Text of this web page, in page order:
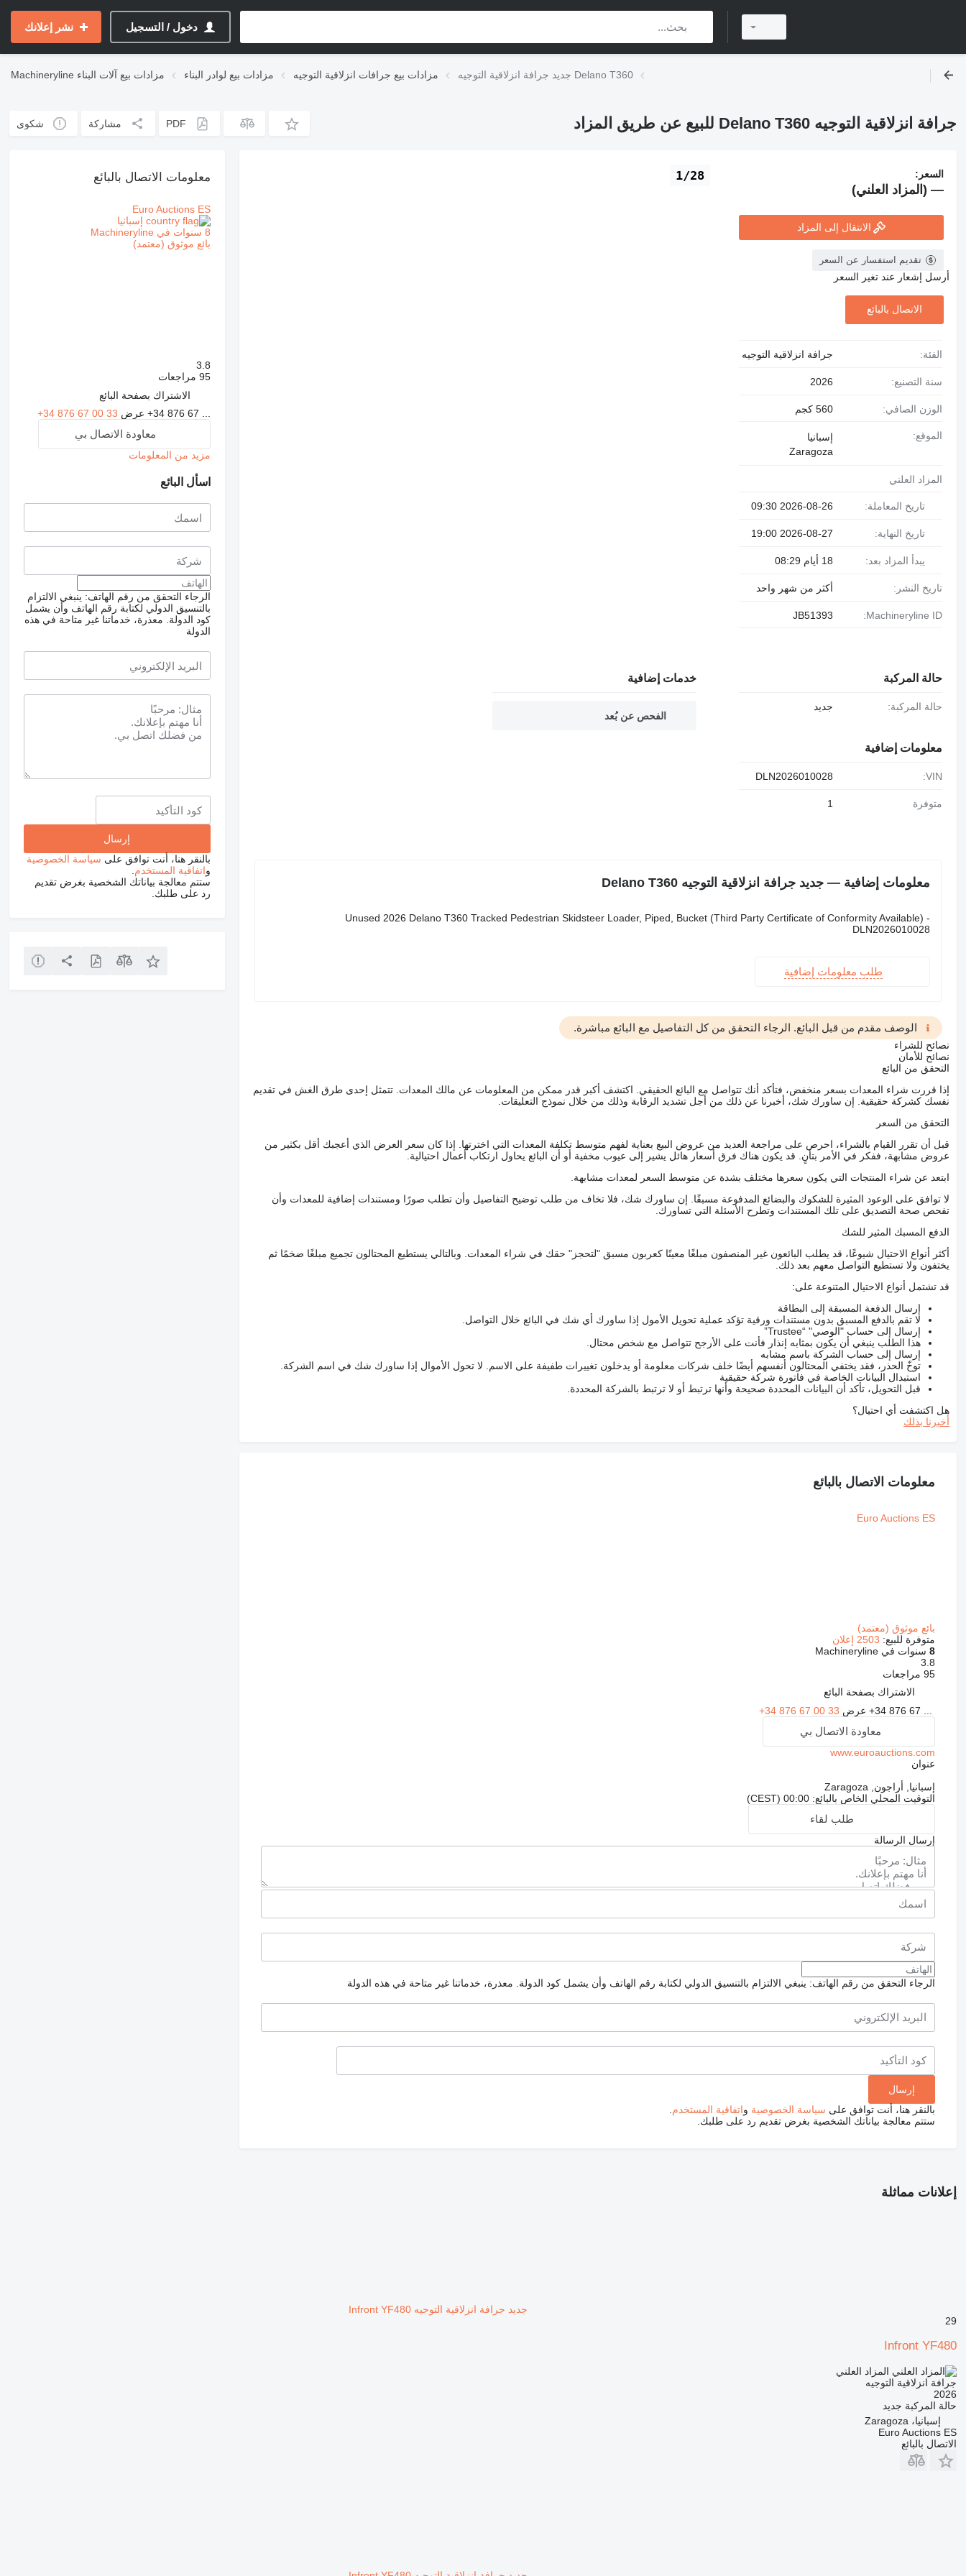
دخول / التسجيل نشر إعلانك
Machineryline مزادات بيع آلات البناء مزادات بيع لوادر البناء مزادات بيع جرافات انزلاقية التوجيه جديد جرافة انزلاقية التوجيه Delano T360
جرافة انزلاقية التوجيه Delano T360 للبيع عن طريق المزاد PDF مشاركة شكوى
1/28 السعر:
— (المزاد العلني)
الانتقال إلى المزاد
تقديم استفسار عن السعر
أرسل إشعار عند تغير السعر
الاتصال بالبائع
الفئة: جرافة انزلاقية التوجيه
سنة التصنيع: 2026
الوزن الصافي: 560 كجم
الموقع:
إسبانيا
Zaragoza
المزاد العلني
تاريخ المعاملة: 2026-08-26 09:30
تاريخ النهاية: 2026-08-27 19:00
يبدأ المزاد بعد: 18 أيام 08:29
تاريخ النشر: أكثر من شهر واحد
Machineryline ID:
JB51393
حالة المركبة
حالة المركبة: جديد
معلومات إضافية
VIN:
DLN2026010028
متوفرة 1
خدمات إضافية
الفحص عن بُعد
معلومات إضافية — جديد جرافة انزلاقية التوجيه Delano T360
Unused 2026 Delano T360 Tracked Pedestrian Skidsteer Loader, Piped, Bucket (Third Party Certificate of Conformity Available) -
DLN2026010028
طلب معلومات إضافية
الوصف مقدم من قبل البائع. الرجاء التحقق من كل التفاصيل مع البائع مباشرة.
نصائح للشراء
نصائح للأمان
التحقق من البائع
إذا قررت شراء المعدات بسعر منخفض، فتأكد أنك تتواصل مع البائع الحقيقي. اكتشف أكبر قدر ممكن من المعلومات عن مالك المعدات. تتمثل إحدى طرق الغش في تقديم
نفسك كشركة حقيقية. إن ساورك شك، أخبرنا عن ذلك من أجل تشديد الرقابة وذلك من خلال نموذج التعليقات.
التحقق من السعر
قبل أن تقرر القيام بالشراء، احرص على مراجعة العديد من عروض البيع بعناية لفهم متوسط تكلفة المعدات التي اخترتها. إذا كان سعر العرض الذي أعجبك أقل بكثير من
عروض مشابهة، ففكر في الأمر بتأنٍ. قد يكون هناك فرق أسعار هائل يشير إلى عيوب مخفية أو أن البائع يحاول ارتكاب أعمال احتيالية.
ابتعد عن شراء المنتجات التي يكون سعرها مختلف بشدة عن متوسط السعر لمعدات مشابهة.
لا توافق على الوعود المثيرة للشكوك والبضائع المدفوعة مسبقًا. إن ساورك شك، فلا تخاف من طلب توضيح التفاصيل وأن تطلب صورًا ومستندات إضافية للمعدات وأن
تفحص صحة التصديق على تلك المستندات وتطرح الأسئلة التي تساورك.
الدفع المسبك المثير للشك
أكثر أنواع الاحتيال شيوعًا، قد يطلب البائعون غير المنصفون مبلغًا معينًا كعربون مسبق "لتحجز" حقك في شراء المعدات. وبالتالي يستطيع المحتالون تجميع مبلغًا ضخمًا ثم
يختفون ولا تستطيع التواصل معهم بعد ذلك.
قد تشتمل أنواع الاحتيال المتنوعة على:
إرسال الدفعة المسبقة إلى البطاقة
لا تقم بالدفع المسبق بدون مستندات ورقية تؤكد عملية تحويل الأمول إذا ساورك أي شك في البائع خلال التواصل.
إرسال إلى حساب "الوصي" “Trustee”
هذا الطلب ينبغي أن يكون بمثابه إنذار فأنت على الأرجح تتواصل مع شخص محتال.
إرسال إلى حساب الشركة باسم مشابه
توخّ الحذر، فقد يختفي المحتالون أنفسهم أيضًا خلف شركات معلومة أو يدخلون تغييرات طفيفة على الاسم. لا تحول الأموال إذا ساورك شك في اسم الشركة.
استبدال البيانات الخاصة في فاتورة شركة حقيقية
قبل التحويل، تأكد أن البيانات المحددة صحيحة وأنها ترتبط أو لا ترتبط بالشركة المحددة.
هل اكتشفت أي احتيال؟
أخبرنا بذلك
معلومات الاتصال بالبائع
Euro Auctions ES
بائع موثوق (معتمد)
متوفرة للبيع: 2503 إعلان
8سنوات في Machineryline
3.8
95 مراجعات
الاشتراك بصفحة البائع
+34 876 67 ... عرض +34 876 67 00 33
معاودة الاتصال بي
www.euroauctions.com
عنوان
إسبانيا, أراجون, Zaragoza
التوقيت المحلي الخاص بالبائع: 00:00 (CEST)
طلب لقاء
إرسال الرسالة
الرجاء التحقق من رقم الهاتف: ينبغي الالتزام بالتنسيق الدولي لكتابة رقم الهاتف وأن يشمل كود الدولة. معذرة، خدماتنا غير متاحة في هذه الدولة
بالنقر هنا، أنت توافق على سياسة الخصوصية واتفاقية المستخدم
ستتم معالجة بياناتك الشخصية بغرض تقديم رد على طلبك.
معلومات الاتصال بالبائع
Euro Auctions ES
إسبانيا
8 سنوات في Machineryline
بائع موثوق (معتمد)
3.8
95 مراجعات
الاشتراك بصفحة البائع
+34 876 67 ... عرض +34 876 67 00 33
معاودة الاتصال بي
مزيد من المعلومات
اسأل البائع
الرجاء التحقق من رقم الهاتف: ينبغي الالتزام
بالتنسيق الدولي لكتابة رقم الهاتف وأن يشمل
كود الدولة.
معذرة، خدماتنا غير متاحة في هذه
الدولة
بالنقر هنا، أنت توافق على سياسة الخصوصية
واتفاقية المستخدم
ستتم معالجة بياناتك الشخصية بغرض تقديم
رد على طلبك.
إعلانات مماثلة
جديد جرافة انزلاقية التوجيه Infront YF480
29
Infront YF480
المزاد العلني
جرافة انزلاقية التوجيه
2026
حالة المركبة جديد
إسبانيا، Zaragoza
Euro Auctions ES
الاتصال بالبائع